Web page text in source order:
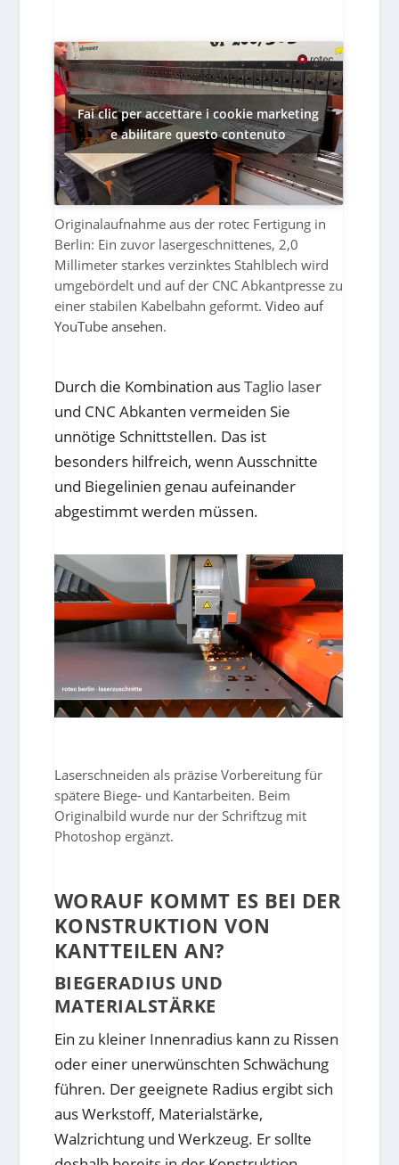
Fai clic per accettare i cookie marketing
e abilitare questo contenuto
Originalaufnahme aus der rotec Fertigung in
Berlin: Ein zuvor lasergeschnittenes, 2,0
Millimeter starkes verzinktes Stahlblech wird
umgebördelt und auf der CNC Abkantpresse zu
einer stabilen Kabelbahn geformt. Video auf
YouTube ansehen.
Durch die Kombination ausTaglio laser
und CNC Abkanten vermeiden Sie
unnötige Schnittstellen. Das ist
besonders hilfreich, wenn Ausschnitte
und Biegelinien genau aufeinander
abgestimmt werden müssen.
Laserschneiden als präzise Vorbereitung für
spätere Biege- und Kantarbeiten. Beim
Originalbild wurde nur der Schriftzug mit
Photoshop ergänzt.
WORAUF KOMMT ES BEI DER
KONSTRUKTION VON
KANTTEILEN AN?
BIEGERADIUS UND
MATERIALSTÄRKE
Ein zu kleiner Innenradius kann zu Rissen
oder einer unerwünschten Schwächung
führen. Der geeignete Radius ergibt sich
aus Werkstoff, Materialstärke,
Walzrichtung und Werkzeug. Er sollte